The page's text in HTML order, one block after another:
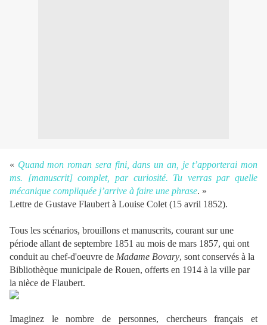
« Quand mon roman sera fini, dans un an, je t’apporterai mon
ms. [manuscrit] complet, par curiosité. Tu verras par quelle
mécanique compliquée j’arrive à faire une phrase. »
Lettre de Gustave Flaubert à Louise Colet (15 avril 1852).
Tous les scénarios, brouillons et manuscrits, courant sur une
période allant de septembre 1851 au mois de mars 1857, qui ont
conduit au chef-d'oeuvre de Madame Bovary, sont conservés à la
Bibliothèque municipale de Rouen, offerts en 1914 à la ville par
la nièce de Flaubert.
Imaginez le nombre de personnes, chercheurs français et